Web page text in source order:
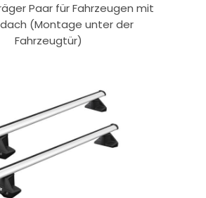
Paar für Fahrzeugen mit
(Montage unter der
Fahrzeugtür)